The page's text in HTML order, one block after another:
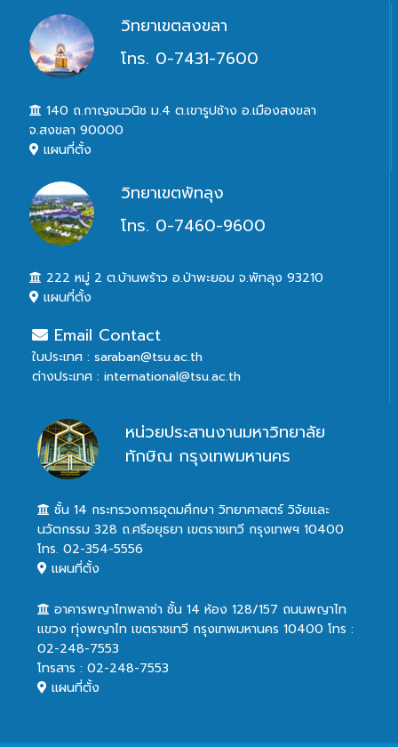
วิทยาเขตสงขลา
โทร. 0-7431-7600
140 ถ.กาญจนวนิช ม.4 ต.เขารูปช้าง อ.เมืองสงขลา
จ.สงขลา 90000
แผนที่ตั้ง
วิทยาเขตพัทลุง
โทร. 0-7460-9600
222 หมู่ 2 ต.บ้านพร้าว อ.ป่าพะยอม จ.พัทลุง 93210
แผนที่ตั้ง
Email Contact
ในประเทศ : saraban@tsu.ac.th
ต่างประเทศ : international@tsu.ac.th
หน่วยประสานงานมหาวิทยาลัย
ทักษิณ กรุงเทพมหานคร
ชั้น 14 กระทรวงการอุดมศึกษา วิทยาศาสตร์ วิจัยและ
นวัตกรรม 328 ถ.ศรีอยุธยา เขตราชเทวี กรุงเทพฯ 10400
โทร. 02-354-5556
แผนที่ตั้ง
อาคารพญาไทพลาซ่า ชั้น 14 ห้อง 128/157 ถนนพญาไท
แขวง ทุ่งพญาไท เขตราชเทวี กรุงเทพมหานคร 10400 โทร :
02-248-7553
โทรสาร : 02-248-7553
แผนที่ตั้ง